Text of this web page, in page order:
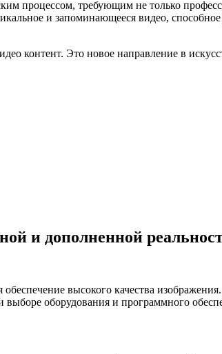
процессом, требующим не только
и запоминающееся видео, способное
контент. Это новое направление в
и дополненной
высокого качества
оборудования и программного